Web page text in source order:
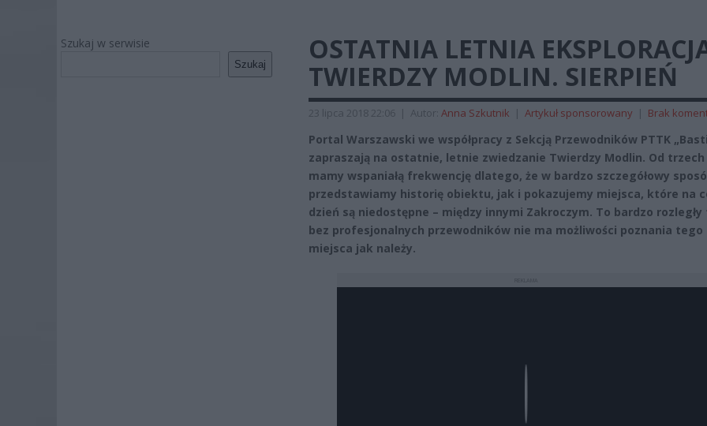
Szukaj w serwisie
Szukaj
OSTATNIA LETNIA
TWIERDZY MODLIN. SIERPIEŃ
23 lipca 2018 22:06 | Autor: Anna Szkutnik | Artykuł sponsorowany | Brak
Portal Warszawski we współpracy z Sekcją Przewodników PTTK
zapraszają na ostatnie, letnie zwiedzanie Twierdzy Modlin. Od
mamy wspaniałą frekwencję dlatego, że w bardzo szczegółowy
przedstawiamy historię obiektu, jak i pokazujemy miejsca, które na
dzień są niedostępne – między innymi Zakroczym. To bardzo
bez profesjonalnych przewodników nie ma możliwości poznania tego
miejsca jak należy.